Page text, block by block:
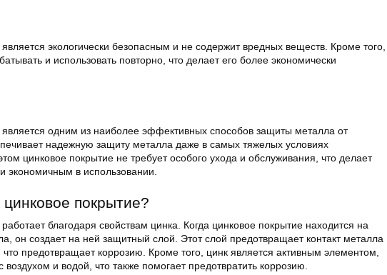
экологически безопасным и не содержит вредных веществ. Кроме того,
и использовать повторно, что делает его более экономически
одним из наиболее эффективных способов защиты металла от
надежную защиту металла даже в самых тяжелых условиях
цинковое покрытие не требует особого ухода и обслуживания, что делает
экономичным в использовании.
цинковое покрытие?
благодаря свойствам цинка. Когда цинковое покрытие находится на
он создает на ней защитный слой. Этот слой предотвращает контакт металла
предотвращает коррозию. Кроме того, цинк является активным элементом,
воздухом и водой, что также помогает предотвратить коррозию.